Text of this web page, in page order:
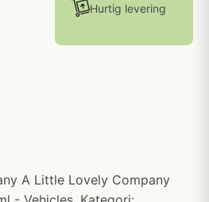
Hurtig levering
A Little Lovely Company